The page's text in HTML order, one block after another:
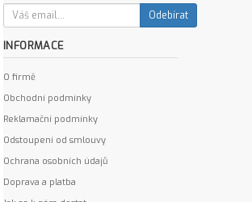
Odebírat
INFORMACE
O firmě
Obchodní podmínky
Reklamační podmínky
Odstoupení od smlouvy
Ochrana osobních údajů
Doprava a platba